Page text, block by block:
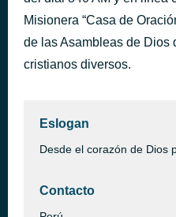
Misionera “Casa de
de las Asambleas de Dios
cristianos diversos.
Eslogan
Desde el corazón de Dios
Contacto